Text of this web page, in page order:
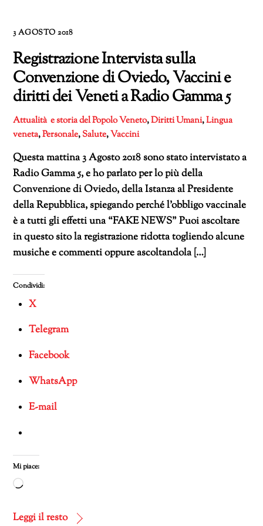
3 AGOSTO 2018
Registrazione Intervista sulla
Convenzione di Oviedo, Vaccini e
diritti dei Veneti a Radio Gamma 5
Attualità e storia del Popolo Veneto,Diritti Umani,Lingua
veneta,Personale,Salute,Vaccini
Questa mattina 3 Agosto 2018 sono stato intervistato a
Radio Gamma 5, e ho parlato per lo più della
Convenzione di Oviedo, della Istanza al Presidente
della Repubblica, spiegando perché l’obbligo vaccinale
è a tutti gli effetti una “FAKE NEWS” Puoi ascoltare
in questo sito la registrazione ridotta togliendo alcune
musiche e commenti oppure ascoltandola […]
Condividi:
X
Telegram
Facebook
WhatsApp
E-mail
Mi piace:
Caricamento
corso…
Leggi il resto